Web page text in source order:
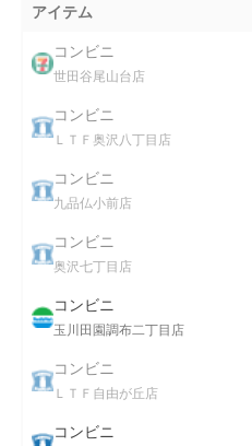
アイテム
コンビニ
世田谷尾山台店
コンビニ
ＬＴＦ奥沢八丁目店
コンビニ
九品仏小前店
コンビニ
奥沢七丁目店
コンビニ
玉川田園調布二丁目店
コンビニ
ＬＴＦ自由が丘店
コンビニ